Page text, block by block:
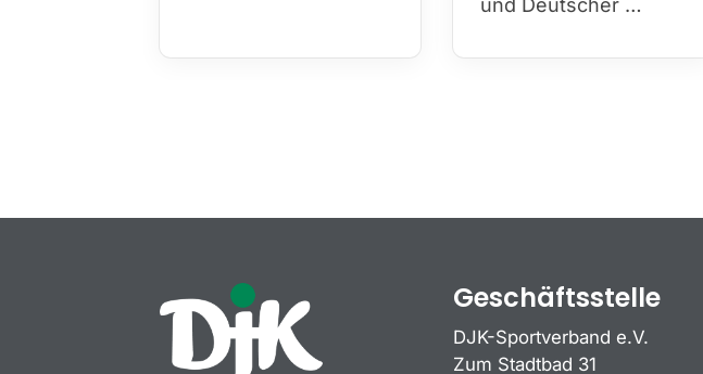
und Deutscher …
Geschäftsstelle
DJK-Sportverband e.V.
Zum Stadtbad 31